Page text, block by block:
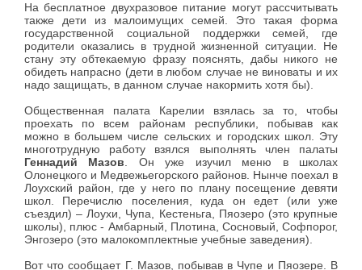
На бесплатное двухразовое питание могут рассчитывать
также дети из малоимущих семей. Это такая форма
государственной социальной поддержки семей, где
родители оказались в трудной жизненной ситуации. Не
стану эту обтекаемую фразу пояснять, дабы никого не
обидеть напрасно (дети в любом случае не виноваты и их
надо защищать, в данном случае накормить хотя бы).
Общественная палата Карелии взялась за то, чтобы
проехать по всем районам республики, побывав как
можно в большем числе сельских и городских школ. Эту
многотрудную работу взялся выполнять член палаты
Геннадий Мазов . Он уже изучил меню в школах
Олонецкого и Медвежьегорского районов. Нынче поехал в
Лоухский район, где у него по плану посещение девяти
школ. Перечислю поселения, куда он едет (или уже
съездил) – Лоухи, Чупа, Кестеньга, Пяозеро (это крупные
школы), плюс - Амбарный, Плотина, Сосновый, Софпорог,
Энгозеро (это малокомплектные учебные заведения).
Вот что сообщает Г. Мазов, побывав в Чупе и Пяозере. В